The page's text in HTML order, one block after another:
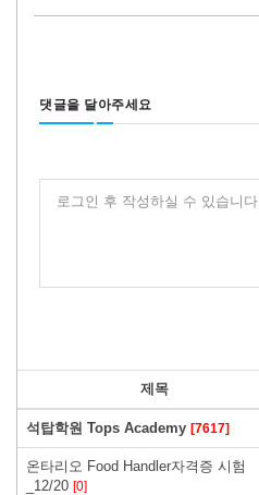
댓글을 달아주세요
로그인 후 작성하실 수 있습니다
제목
석탑학원 Tops Academy [7617]
온타리오 Food Handler자격증 시험
_12/20 [0]